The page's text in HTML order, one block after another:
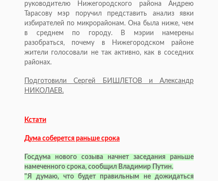
руководителю Нижегородского района Андрею
Тарасову мэр поручил представить анализ явки
избирателей по микрорайонам. Она была ниже, чем
в среднем по городу. В мэрии намерены
разобраться, почему в Нижегородском районе
жители голосовали не так активно, как в соседних
районах.
Подготовили Сергей БИШЛЕТОВ и Александр
НИКОЛАЕВ.
Кстати
Дума соберется раньше срока
Госдума нового созыва начнет заседания раньше
намеченного срока, сообщил Владимир Путин.
"Я думаю, что будет правильным не дожидаться